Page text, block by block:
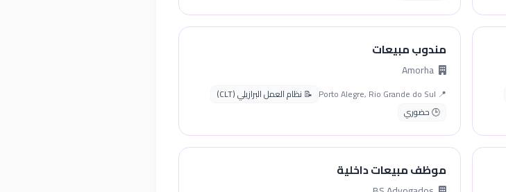
مندوب مبيعات
📍 Porto Alegre, Rio Grande do Sul
📝 نظام العمل البرازيلي (CLT)
🕒 حضوري
موظف مبيعات داخلية